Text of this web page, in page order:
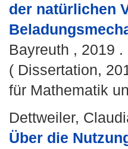
der natürlichen
Bayreuth , 2019 .
( Dissertation,
für Mathematik
Dettweiler,
Über die